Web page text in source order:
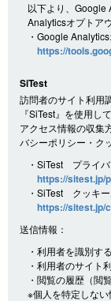
以下より、Google
Analyticsオプトア
・Google
https://
SiTest
訪問者のサイト利用
『SiTest』を使用し
アクセス情報の収集
バシーポリシー・ク
・SiTest プライ
https://sitest.jp/
・SiTest クッキ
https://sitest.jp/
送信情報：
・利用者を識別す
・利用者のサイト
・閲覧の履歴（閲
※個人を特定しな